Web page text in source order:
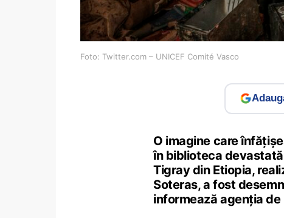
Foto: Twitter.com – UNICEF Comité Vasco
O imagine care
în biblioteca
Tigray din Etiopia,
Soteras, a fost
informează agenția de